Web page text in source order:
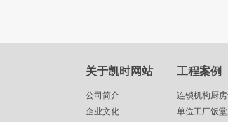
关于凯时网站
公司简介
企业文化
工程案例
连锁机构厨
单位工厂饭